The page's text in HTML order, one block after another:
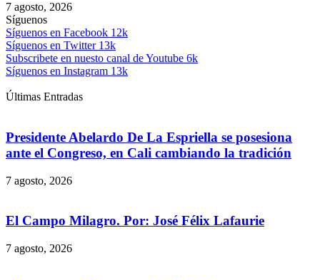
7 agosto, 2026
Síguenos
Síguenos en Facebook 12k
Síguenos en Twitter 13k
Subscribete en nuesto canal de Youtube 6k
Síguenos en Instagram 13k
Últimas Entradas
Presidente Abelardo De La Espriella se posesiona
ante el Congreso, en Cali cambiando la tradición
7 agosto, 2026
El Campo Milagro. Por: José Félix Lafaurie
7 agosto, 2026